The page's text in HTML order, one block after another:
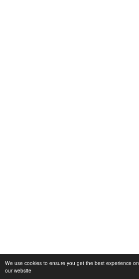
We use cookies to ensure you get the best experience on
our website